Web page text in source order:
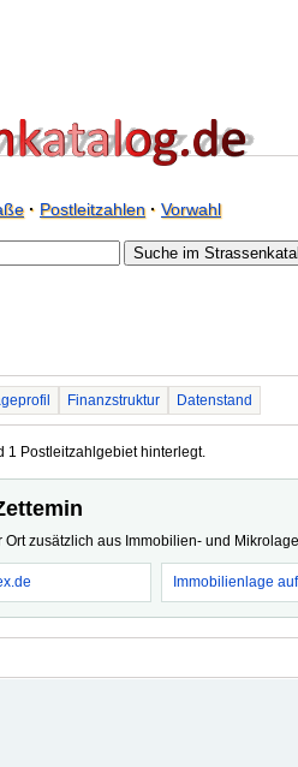
· Postleitzahlen· Vorwahl
Finanzstruktur Datenstand
1 Postleitzahlgebiet hinterlegt.
zusätzlich aus Immobilien- und
Immobilienlage